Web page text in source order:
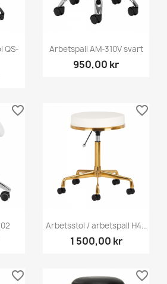
QS-
Arbetspall AM-310V svart
950,00 kr
favorite_border
Arbetsstol / arbetspall H4...
1 500,00 kr
favorite_border
favorite_border favorite_border